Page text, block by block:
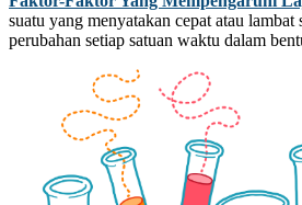
suatu yang menyatakan cepat atau
perubahan setiap satuan waktu dalam